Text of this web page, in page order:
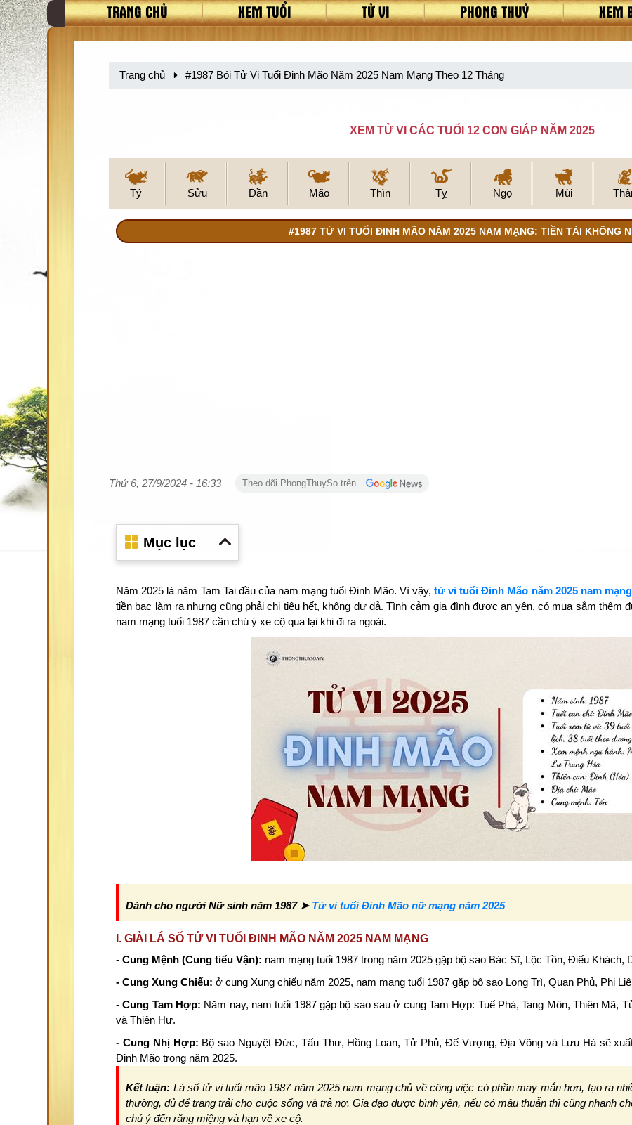
TRANG CHỦ XEM TUỔI TỬ VI PHONG THUỶ XEM
Trang chủ #1987 Bói Tử Vi Tuổi Đinh Mão Năm 2025 Nam Mạng Theo 12 Tháng
XEM TỬ VI CÁC TUỔI 12 CON GIÁP NĂM 2025
Tý Sửu Dần Mão Thìn Tỵ Ngọ Mùi
#1987 TỬ VI TUỔI ĐINH MÃO NĂM 2025 NAM MẠNG: TIỀN TÀI KHÔNG
Thứ 6, 27/9/2024 - 16:33 Theo dõi PhongThuySo trên
Mục lục
Năm 2025 là năm Tam Tai đầu của nam mạng tuổi Đinh Mão. Vì vậy, tử vi tuổi Đinh Mão năm 2025 nam mạng
tiền bạc làm ra nhưng cũng phải chi tiêu hết, không dư dả. Tình cảm gia đình được an yên, có mua sắm thêm
nam mạng tuổi 1987 cần chú ý xe cộ qua lại khi đi ra ngoài.
Dành cho người Nữ sinh năm 1987 ➤ Tử vi tuổi Đinh Mão nữ mạng năm 2025
I. GIẢI LÁ SỐ TỬ VI TUỔI ĐINH MÃO NĂM 2025 NAM MẠNG
- Cung Mệnh (Cung tiểu Vận): nam mạng tuổi 1987 trong năm 2025 gặp bộ sao Bác Sĩ, Lộc Tồn, Điếu Khách,
- Cung Xung Chiếu: ở cung Xung chiếu năm 2025, nam mạng tuổi 1987 gặp bộ sao Long Trì, Quan Phủ, Phi
- Cung Tam Hợp: Năm nay, nam tuổi 1987 gặp bộ sao sau ở cung Tam Hợp: Tuế Phá, Tang Môn, Thiên Mã,
và Thiên Hư.
- Cung Nhị Hợp: Bộ sao Nguyệt Đức, Tấu Thư, Hồng Loan, Tử Phủ, Đế Vượng, Địa Võng và Lưu Hà sẽ
Đinh Mão trong năm 2025.
Kết luận: Lá số tử vi tuổi mão 1987 năm 2025 nam mạng chủ về công việc có phần may mắn hơn, tạo ra
thường, đủ để trang trải cho cuộc sống và trả nợ. Gia đạo được bình yên, nếu có mâu thuẫn thì cũng nhanh
chú ý đến răng miệng và hạn về xe cộ.